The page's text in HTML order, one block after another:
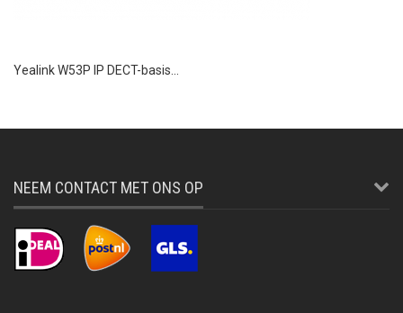
Yealink W53P IP DECT-basis...
NEEM CONTACT MET ONS OP